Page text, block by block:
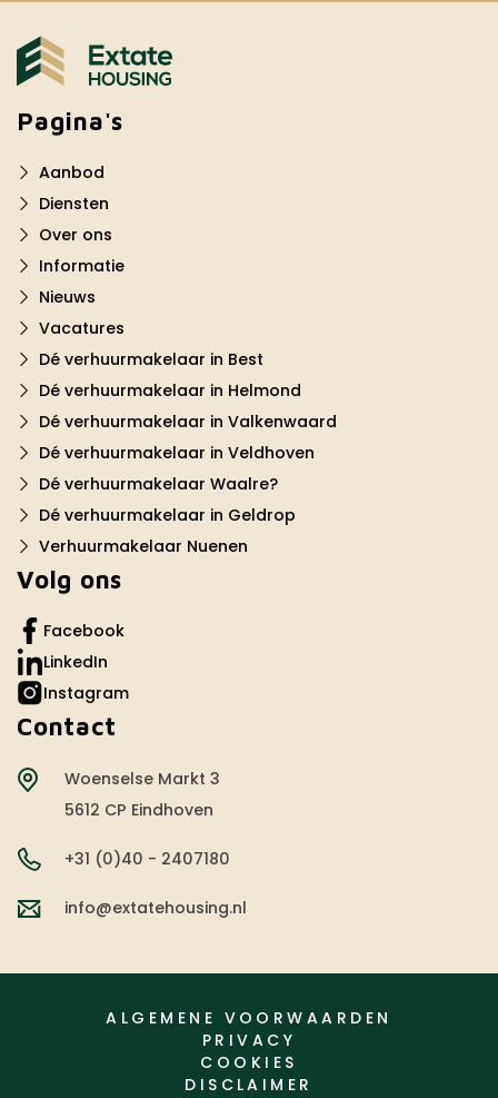
Pagina's
Aanbod
Diensten
Over ons
Informatie
Nieuws
Vacatures
Dé verhuurmakelaar in Best
Dé verhuurmakelaar in Helmond
Dé verhuurmakelaar in Valkenwaard
Dé verhuurmakelaar in Veldhoven
Dé verhuurmakelaar Waalre?
Dé verhuurmakelaar in Geldrop
Verhuurmakelaar Nuenen
Volg ons
Facebook
LinkedIn
Instagram
Contact
Woenselse Markt 3
5612 CP Eindhoven
+31 (0)40 - 2407180
info@extatehousing.nl
ALGEMENE VOORWAARDEN
PRIVACY
COOKIES
DISCLAIMER